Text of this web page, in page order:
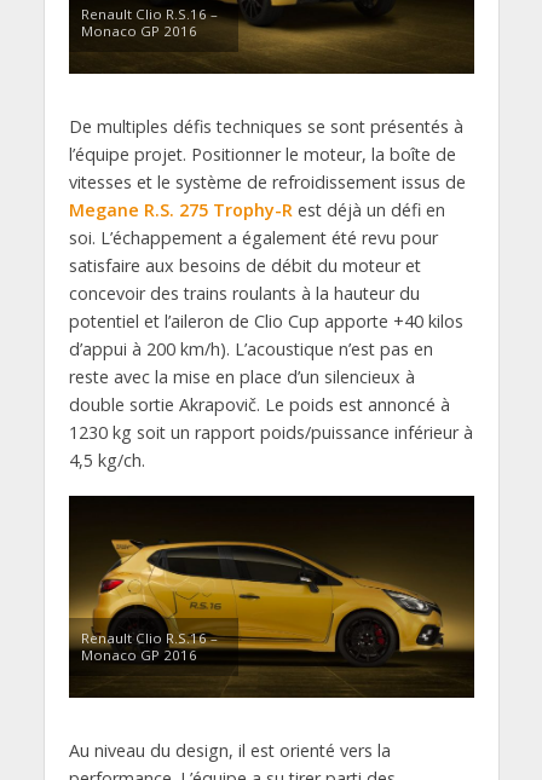
Renault Clio R.S.16 –
Monaco GP 2016
De multiples défis techniques se sont présentés à
l’équipe projet. Positionner le moteur, la boîte de
vitesses et le système de refroidissement issus de
Megane R.S. 275 Trophy-R est déjà un défi en
soi. L’échappement a également été revu pour
satisfaire aux besoins de débit du moteur et
concevoir des trains roulants à la hauteur du
potentiel et l’aileron de Clio Cup apporte +40 kilos
d’appui à 200 km/h). L’acoustique n’est pas en
reste avec la mise en place d’un silencieux à
double sortie Akrapovič. Le poids est annoncé à
1230 kg soit un rapport poids/puissance inférieur à
4,5 kg/ch.
Renault Clio R.S.16 –
Monaco GP 2016
Au niveau du design, il est orienté vers la